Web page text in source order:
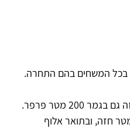
ולדי (14): רשם הישג יוצא דופן כשזכה בתואר סגן אלוף ישראל במשחה 200 מטר חזה, ובתואר אלוף